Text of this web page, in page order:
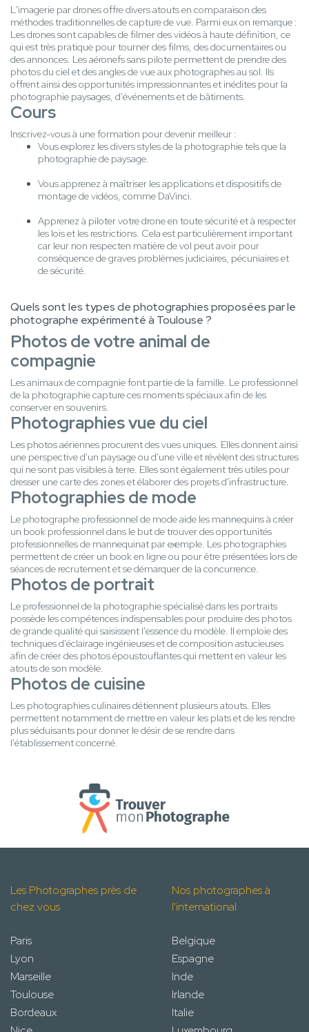
L'imagerie par drones offre divers atouts en comparaison des
méthodes traditionnelles de capture de vue. Parmi eux on remarque :
Les drones sont capables de filmer des vidéos à haute définition, ce
qui est très pratique pour tourner des films, des documentaires ou
des annonces. Les aéronefs sans pilote permettent de prendre des
photos du ciel et des angles de vue aux photographes au sol. Ils
offrent ainsi des opportunités impressionnantes et inédites pour la
photographie paysages, d'événements et de bâtiments.
Cours
Inscrivez-vous à une formation pour devenir meilleur :
Vous explorez les divers styles de la photographie tels que la
photographie de paysage.
Vous apprenez à maîtriser les applications et dispositifs de
montage de vidéos, comme DaVinci.
Apprenez à piloter votre drone en toute sécurité et à respecter
les lois et les restrictions. Cela est particulièrement important
car leur non respecten matière de vol peut avoir pour
conséquence de graves problèmes judiciaires, pécuniaires et
de sécurité.
Quels sont les types de photographies proposées par le
photographe expérimenté à Toulouse ?
Photos de votre animal de
compagnie
Les animaux de compagnie font partie de la famille. Le professionnel
de la photographie capture ces moments spéciaux afin de les
conserver en souvenirs.
Photographies vue du ciel
Les photos aériennes procurent des vues uniques. Elles donnent ainsi
une perspective d'un paysage ou d'une ville et révèlent des structures
qui ne sont pas visibles à terre. Elles sont également très utiles pour
dresser une carte des zones et élaborer des projets d'infrastructure.
Photographies de mode
Le photographe professionnel de mode aide les mannequins à créer
un book professionnel dans le but de trouver des opportunités
professionnelles de mannequinat par exemple. Les photographies
permettent de créer un book en ligne ou pour être présentées lors de
séances de recrutement et se démarquer de la concurrence.
Photos de portrait
Le professionnel de la photographie spécialisé dans les portraits
possède les compétences indispensables pour produire des photos
de grande qualité qui saisissent l'essence du modèle. Il emploie des
techniques d'éclairage ingénieuses et de composition astucieuses
afin de créer des photos époustouflantes qui mettent en valeur les
atouts de son modèle.
Photos de cuisine
Les photographies culinaires détiennent plusieurs atouts. Elles
permettent notamment de mettre en valeur les plats et de les rendre
plus séduisants pour donner le désir de se rendre dans
l'établissement concerné.
Les Photographes près de
chez vous
Paris
Lyon
Marseille
Toulouse
Bordeaux
Nos photographes à
l'international
Belgique
Espagne
Inde
Irlande
Italie